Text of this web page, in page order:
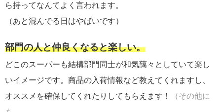
ら持ってなんてよく言われます。
（あと混んでる日はやばいです）
部門の人と仲良くなると楽しい。
どこのスーパーも結構部門同士が和気藹々としていて楽し
いイメージです。商品の入荷情報など教えてくれますし、
オススメを確保してくれたりしてもらえます！
（その他に